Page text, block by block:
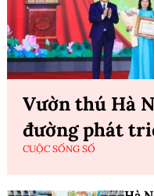
Vườn thú Hà
đường phát
CUỘC SỐNG SỐ